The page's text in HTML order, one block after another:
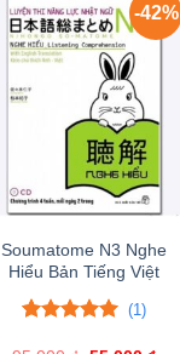
-42%
Soumatome N3 Nghe
Hiểu Bản Tiếng Việt
(1)